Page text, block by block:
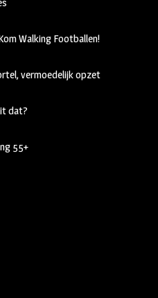
Walking Footballen!
vermoedelijk opzet
dat?
55+